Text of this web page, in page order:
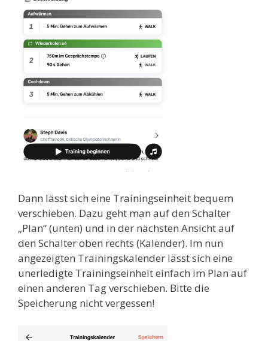
Dann lässt sich eine Trainingseinheit bequem
verschieben. Dazu geht man auf den Schalter
„Plan“ (unten) und in der nächsten Ansicht auf
den Schalter oben rechts (Kalender). Im nun
angezeigten Trainingskalender lässt sich eine
unerledigte Trainingseinheit einfach im Plan auf
einen anderen Tag verschieben. Bitte die
Speicherung nicht vergessen!